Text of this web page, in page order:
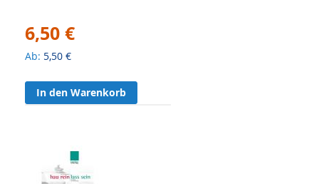
6,50 €
Ab 5,50 €
In den Warenkorb